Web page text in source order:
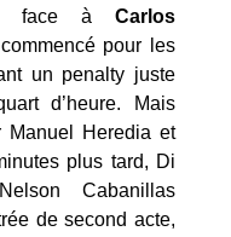
face à Carlos
pour les
un penalty juste
d’heure. Mais
Manuel Heredia et
plus tard, Di
Cabanillas
de second acte,